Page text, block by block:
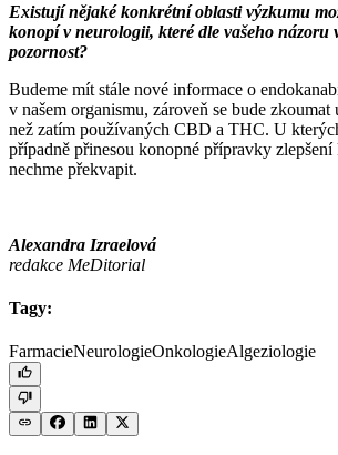
Existují nějaké konkrétní oblasti výzkumu
konopí v neurologii, které dle vašeho názoru
pozornost?
Budeme mít stále nové informace o
v našem organismu, zároveň se bude
než zatím používaných CBD a THC. U
případně přinesou konopné přípravky
nechme překvapit.
Alexandra Izraelová
redakce MeDitorial
Tagy:
FarmacieNeurologieOnkologieAlgeziologie